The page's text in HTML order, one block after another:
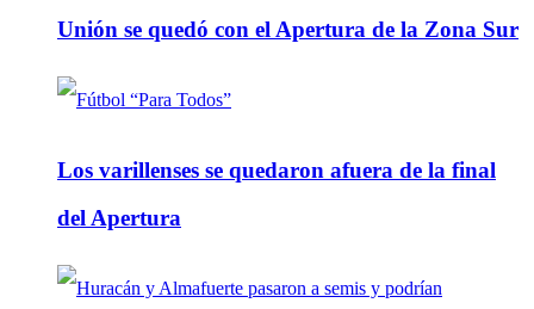
Unión se quedó con el Apertura de la Zona Sur
Los varillenses se quedaron afuera de la final
del Apertura